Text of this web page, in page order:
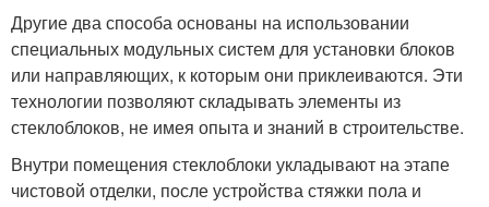
Другие два способа основаны на использовании
специальных модульных систем для установки блоков
или направляющих, к которым они приклеиваются. Эти
технологии позволяют складывать элементы из
стеклоблоков, не имея опыта и знаний в строительстве.
Внутри помещения стеклоблоки укладывают на этапе
чистовой отделки, после устройства стяжки пола и